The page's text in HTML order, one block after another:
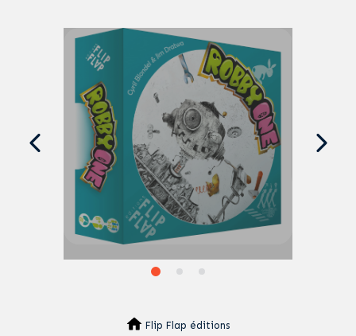
Flip Flap éditions